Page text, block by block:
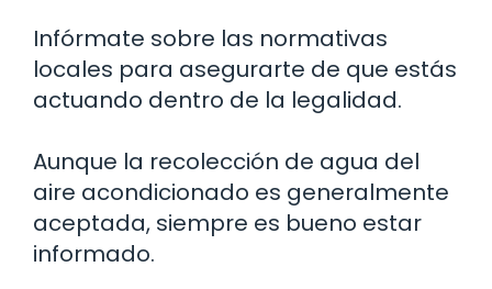
Infórmate sobre las normativas
locales para asegurarte de que estás
actuando dentro de la legalidad.
Aunque la recolección de agua del
aire acondicionado es generalmente
aceptada, siempre es bueno estar
informado.